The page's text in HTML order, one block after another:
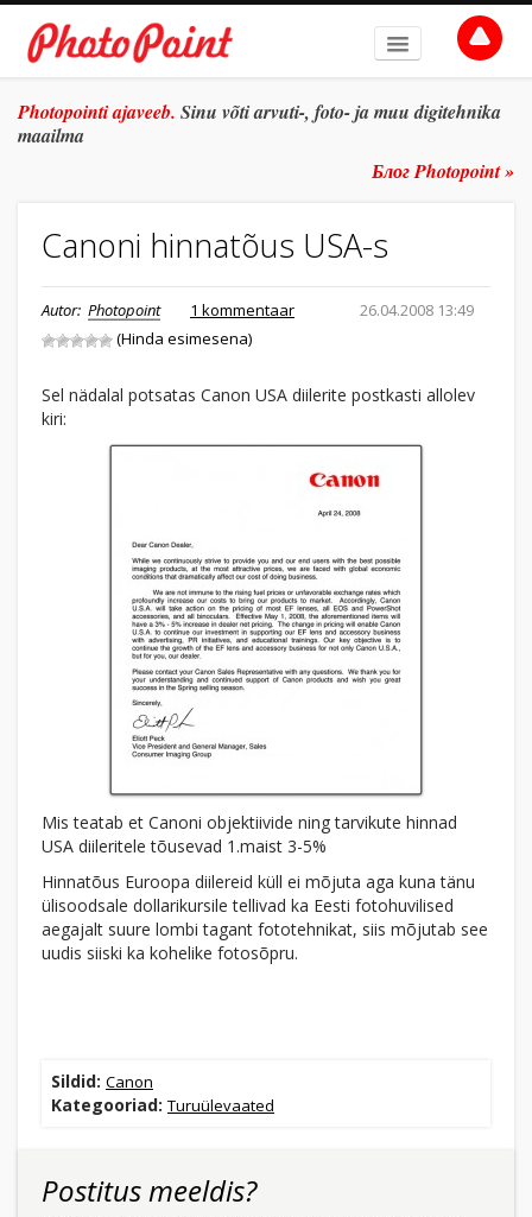
AVALEHT
SÜVITSI
TULE TÖÖLE
E-POOD
Photopointi ajaveeb. Sinu võti arvuti-, foto- ja muu digitehnika
maailma
Блог Photopoint »
Canoni hinnatõus USA-s
Autor: Photopoint 26.04.2008 13:49
1 kommentaar
(Hinda esimesena)
Sel nädalal potsatas Canon USA diilerite postkasti allolev
kiri:
Mis teatab et Canoni objektiivide ning tarvikute hinnad
USA diileritele tõusevad 1.maist 3-5%
Hinnatõus Euroopa diilereid küll ei mõjuta aga kuna tänu
ülisoodsale dollarikursile tellivad ka Eesti fotohuvilised
aegajalt suure lombi tagant fototehnikat, siis mõjutab see
uudis siiski ka kohelike fotosõpru.
Sildid: Canon
Kategooriad: Turuülevaated
Postitus meeldis?